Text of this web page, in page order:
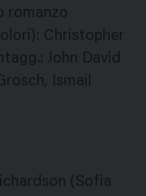
romanzo
Christopher
John David
Ismail
(Sofia